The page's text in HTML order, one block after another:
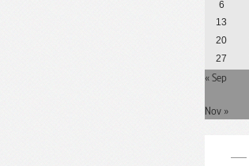
6
13
20
27
« Sep
Nov »